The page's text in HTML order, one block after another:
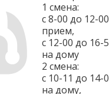
1 смена:
с 8-00 до 12-
прием,
с 12-00 до 16-
на дому
2 смена:
с 10-11 до 14-
на дому,